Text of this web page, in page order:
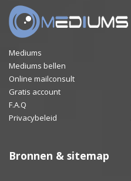
Mediums
Mediums bellen
Online mailconsult
Gratis account
F.A.Q
Privacybeleid
Bronnen & sitemap